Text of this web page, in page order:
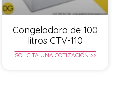
Congeladora de 100
litros CTV-110
SOLICITA UNA COTIZACIÓN >>